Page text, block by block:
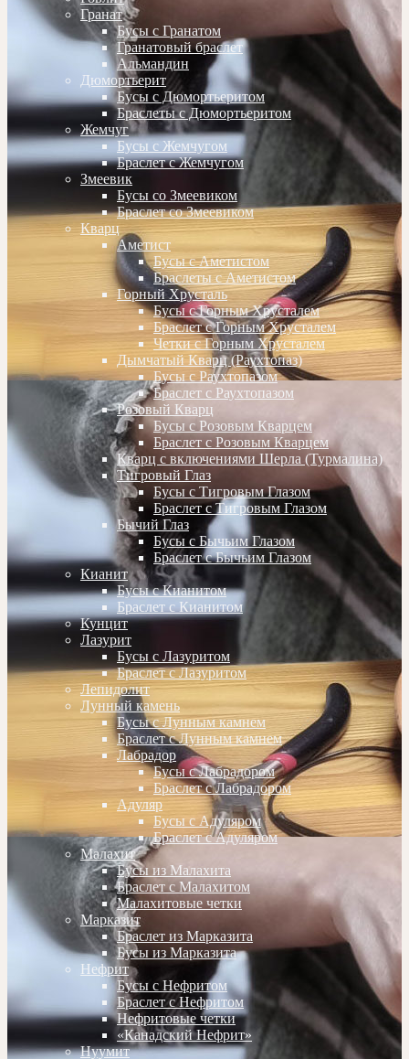
Гранат
Бусы с Гранатом
Гранатовый браслет
Альмандин
Дюмортьерит
Бусы с Дюмортьеритом
Браслеты с Дюмортьеритом
Жемчуг
Бусы с Жемчугом
Браслет с Жемчугом
Змеевик
Бусы со Змеевиком
Браслет со Змеевиком
Кварц
Аметист
Бусы с Аметистом
Браслеты с Аметистом
Горный Хрусталь
Бусы с Горным Хрусталем
Браслет с Горным Хрусталем
Четки с Горным Хрусталем
Дымчатый Кварц (Раухтопаз)
Бусы с Раухтопазом
Браслет с Раухтопазом
Розовый Кварц
Бусы с Розовым Кварцем
Браслет с Розовым Кварцем
Кварц с включениями Шерла (Турмалина)
Тигровый Глаз
Бусы с Тигровым Глазом
Браслет с Тигровым Глазом
Бычий Глаз
Бусы с Бычьим Глазом
Браслет с Бычьим Глазом
Кианит
Бусы с Кианитом
Браслет с Кианитом
Кунцит
Лазурит
Бусы с Лазуритом
Браслет с Лазуритом
Лепидолит
Лунный камень
Бусы с Лунным камнем
Браслет с Лунным камнем
Лабрадор
Бусы с Лабрадором
Браслет с Лабрадором
Адуляр
Бусы с Адуляром
Браслет с Адуляром
Малахит
Бусы из Малахита
Браслет с Малахитом
Малахитовые четки
Марказит
Браслет из Марказита
Бусы из Марказита
Нефрит
Бусы с Нефритом
Браслет с Нефритом
Нефритовые четки
«Канадский Нефрит»
Нуумит